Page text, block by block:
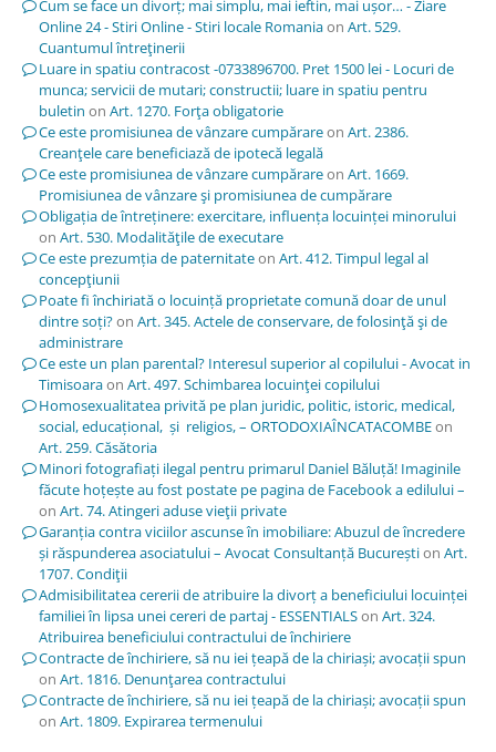
Cum se face un divorț; mai simplu, mai ieftin, mai ușor… - Ziare
Online 24 - Stiri Online - Stiri locale Romaniaon Art. 529.
Cuantumul întreţinerii
Luare in spatiu contracost -0733896700. Pret 1500 lei - Locuri de
munca; servicii de mutari; constructii; luare in spatiu pentru
buletin on Art. 1270. Forţa obligatorie
Ce este promisiunea de vânzare cumpărareon Art. 2386.
Creanţele care beneficiază de ipotecă legală
Ce este promisiunea de vânzare cumpărareon Art. 1669.
Promisiunea de vânzare şi promisiunea de cumpărare
Obligația de întreținere: exercitare, influența locuinței minorului
on Art. 530. Modalităţile de executare
Ce este prezumția de paternitateon Art. 412. Timpul legal al
concepţiunii
Poate fi închiriată o locuință proprietate comună doar de unul
dintre soți?on Art. 345. Actele de conservare, de folosinţă şi de
administrare
Ce este un plan parental? Interesul superior al copilului - Avocat in
Timisoaraon Art. 497. Schimbarea locuinţei copilului
Homosexualitatea privită pe plan juridic, politic, istoric, medical,
social, educațional, și religios, – ORTODOXIAÎNCATACOMBEon
Art. 259. Căsătoria
Minori fotografiați ilegal pentru primarul Daniel Băluță! Imaginile
făcute hoțește au fost postate pe pagina de Facebook a edilului –
on Art. 74. Atingeri aduse vieţii private
Garanția contra viciilor ascunse în imobiliare: Abuzul de încredere
și răspunderea asociatului – Avocat Consultanță Bucureștion Art.
1707. Condiţii
Admisibilitatea cererii de atribuire la divorț a beneficiului locuinței
familiei în lipsa unei cereri de partaj - ESSENTIALSon Art. 324.
Atribuirea beneficiului contractului de închiriere
Contracte de închiriere, să nu iei țeapă de la chiriași; avocații spun
on Art. 1816. Denunţarea contractului
Contracte de închiriere, să nu iei țeapă de la chiriași; avocații spun
on Art. 1809. Expirarea termenului